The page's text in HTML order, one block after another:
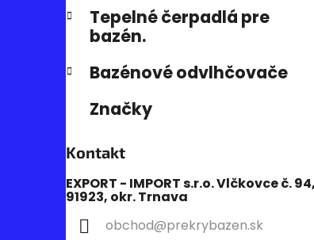
Tepelné čerpadlá pre
bazén.
Bazénové odvlhčovače
Značky
Kontakt
EXPORT - IMPORT s.r.o. Vlčkovce č. 94,
91923, okr. Trnava
obchod@prekrybazen.sk